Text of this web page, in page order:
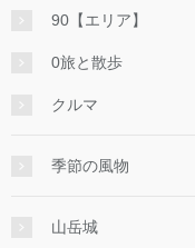
90【エリア】
0旅と散歩
クルマ
季節の風物
山岳城